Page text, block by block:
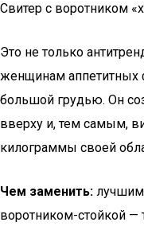
Свитер с воротником
Это не только
женщинам
большой грудью. Он
вверху и, тем самым,
килограммы своей
Чем заменить: лучшим
воротником-стойкой —